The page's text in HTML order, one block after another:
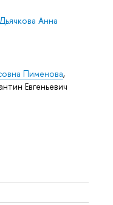
Анна
Пименова,
Евгеньевич